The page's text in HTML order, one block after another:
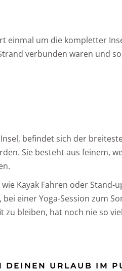
einmal um die kompletter
verbunden waren und
befindet sich der
Sie besteht aus feinem,
wie Kayak Fahren oder Stand-
einer Yoga-Session zum
bleiben, hat noch nie so
DEINEN URLAUB IM